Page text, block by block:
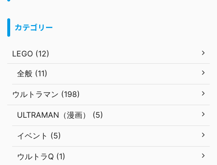
カテゴリー
LEGO (12)
全般 (11)
ウルトラマン (198)
ULTRAMAN（漫画） (5)
イベント (5)
ウルトラQ (1)